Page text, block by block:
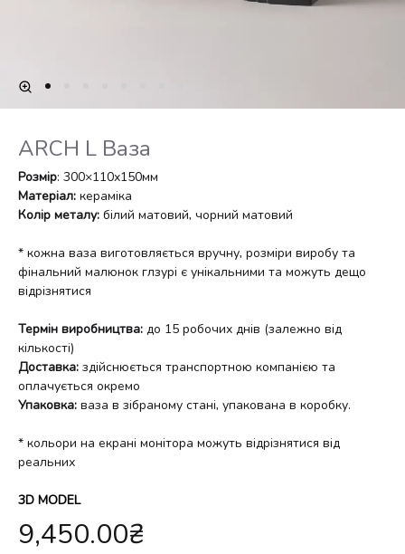
ARCH L Ваза
Розмір: 300×110х150мм
Матеріал: кераміка
Колір металу: білий матовий, чорний матовий
* кожна ваза виготовляється вручну, розміри виробу та
фінальний малюнок глзурі є унікальними та можуть дещо
відрізнятися
Термін виробництва: до 15 робочих днів (залежно від
кількості)
Доставка: здійснюється транспортною компанією та
оплачується окремо
Упаковка: ваза в зібраному стані, упакована в коробку.
* кольори на екрані монітора можуть відрізнятися від
реальних
3D MODEL
9,450.00₴